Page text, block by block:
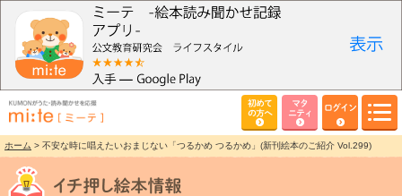
初めて
の方へ
マタ
ニティ
ログイン
ホーム > 不安な時に唱えたいおまじない「つるかめ つるかめ」(新刊絵本のご紹介 Vol.299)